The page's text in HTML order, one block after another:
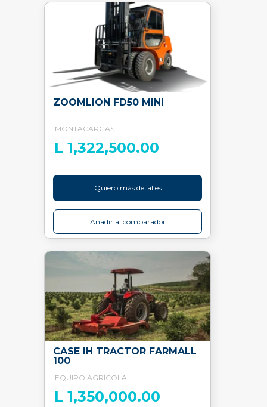
ZOOMLION FD50 MINI
MONTACARGAS
L 1,322,500.00
Quiero más detalles
Añadir al comparador
CASE IH TRACTOR FARMALL
100
EQUIPO AGRÍCOLA
L 1,350,000.00